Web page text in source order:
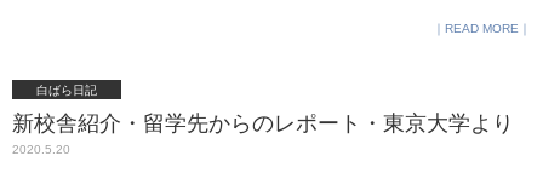
によって対応は全く違っております。本校は、常に １，生徒の安全性の
ていきますので、ご協力よろしくお願いいたします。 私の所属している
READ MORE
白ばら日記
新校舎紹介・留学先からのレポート・東京大学より
2020.5.20